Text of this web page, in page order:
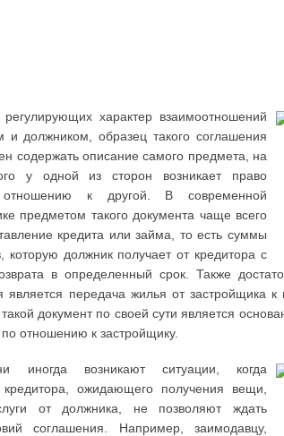
характер взаимоотношений
и должником, образец такого соглашения
содержать описание самого предмета, на
у одной из сторон возникает право
к другой. В современной
предметом такого документа чаще всего
кредита или займа, то есть суммы
которую должник получает от кредитора с
в определенный срок. Также
является передача жилья от застройщика
такой документ по своей сути является
отношению к застройщику.
иногда возникают ситуации, когда
кредитора, ожидающего получения вещи,
от должника, не позволяют ждать
соглашения. Например, заимодавцу,